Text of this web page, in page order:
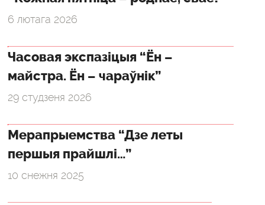
6 лютага 2026
Часовая экспазіцыя “Ён –
майстра. Ён – чараўнік”
29 студзеня 2026
Мерапрыемства “Дзе леты
першыя прайшлі…”
10 снежня 2025